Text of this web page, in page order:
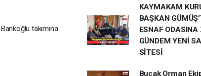
takımına
KAYMAKAM
BAŞKAN
ESNAF ODASINA
GÜNDEM YENİ
SİTESİ
Bucak Orman